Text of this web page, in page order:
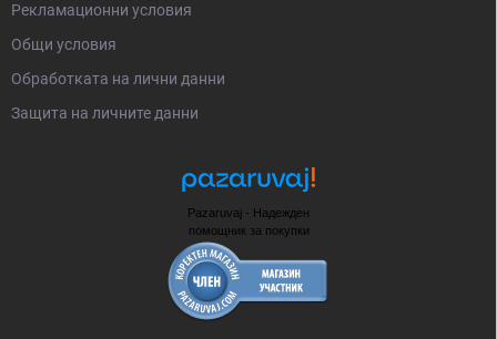
Рекламационни условия
Общи условия
Oбработката на лични данни
Защита на личните данни
Pazaruvaj - Надежден
помощник за покупки